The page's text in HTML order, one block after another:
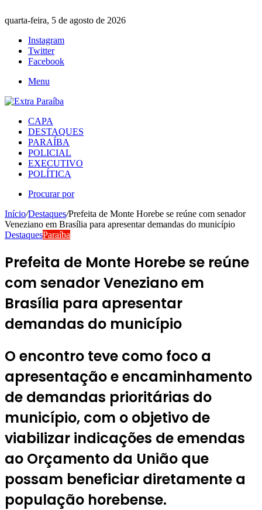
quarta-feira, 5 de agosto de 2026
Instagram
Twitter
Facebook
Menu
CAPA
DESTAQUES
PARAÍBA
POLICIAL
EXECUTIVO
POLÍTICA
Procurar por
Início/Destaques/Prefeita de Monte Horebe se reúne com senador
Veneziano em Brasília para apresentar demandas do município
DestaquesParaíba
Prefeita de Monte Horebe se reúne
com senador Veneziano em
Brasília para apresentar
demandas do município
O encontro teve como foco a
apresentação e encaminhamento
de demandas prioritárias do
município, com o objetivo de
viabilizar indicações de emendas
ao Orçamento da União que
possam beneficiar diretamente a
população horebense.